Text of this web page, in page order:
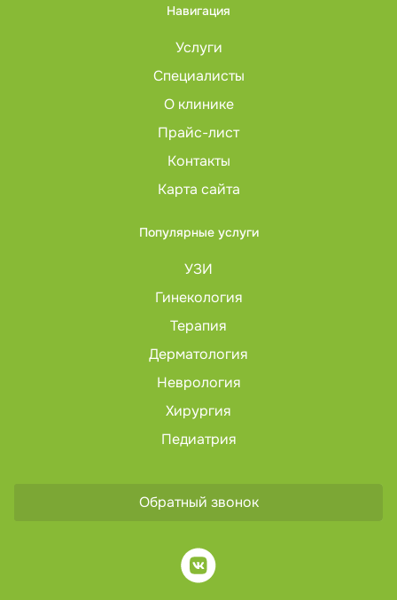
Навигация
Услуги
Специалисты
О клинике
Прайс-лист
Контакты
Карта сайта
Популярные услуги
УЗИ
Гинекология
Терапия
Дерматология
Неврология
Хирургия
Педиатрия
Обратный звонок